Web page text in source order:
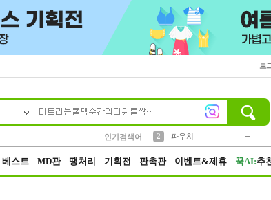
로
인기검색어
2
파우치
베스트 MD관 땡처리 기획전 판촉관 이벤트&제휴 꾹AI:추